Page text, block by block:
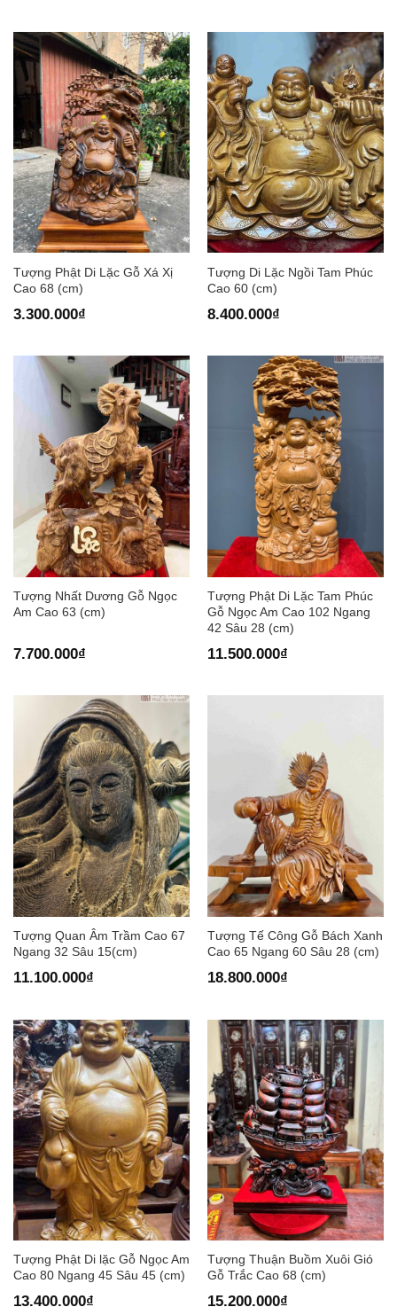
Tượng Phật Di Lặc Gỗ Xá Xị
Cao 68 (cm)
3.300.000₫
Tượng Di Lặc Ngồi Tam Phúc
Cao 60 (cm)
8.400.000₫
Tượng Nhất Dương Gỗ Ngọc
Am Cao 63 (cm)
7.700.000₫
Tượng Phật Di Lặc Tam Phúc
Gỗ Ngọc Am Cao 102 Ngang
42 Sâu 28 (cm)
11.500.000₫
Tượng Quan Âm Trầm Cao 67
Ngang 32 Sâu 15(cm)
11.100.000₫
Tượng Tế Công Gỗ Bách Xanh
Cao 65 Ngang 60 Sâu 28 (cm)
18.800.000₫
Tượng Phật Di lặc Gỗ Ngọc Am
Cao 80 Ngang 45 Sâu 45 (cm)
13.400.000₫
Tượng Thuận Buồm Xuôi Gió
Gỗ Trắc Cao 68 (cm)
15.200.000₫